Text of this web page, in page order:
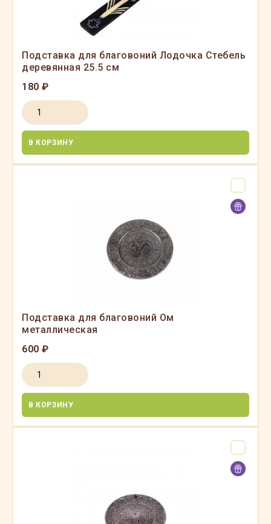
Подставка для благовоний Лодочка Стебель
деревянная 25.5 см
180 ₽
В КОРЗИНУ
Подставка для благовоний Ом
металлическая
600 ₽
В КОРЗИНУ